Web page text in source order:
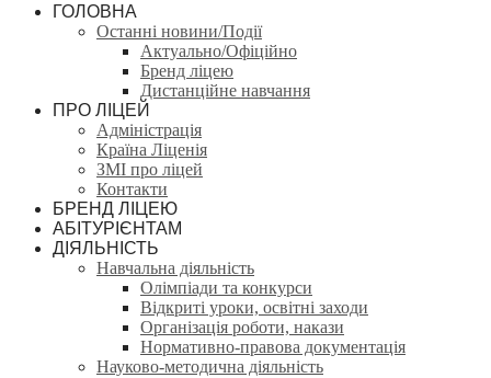
ГОЛОВНА
Останні новини/Події
Актуально/Офіційно
Бренд ліцею
Дистанційне навчання
ПРО ЛІЦЕЙ
Адміністрація
Країна Ліценія
ЗМІ про ліцей
Контакти
БРЕНД ЛІЦЕЮ
АБІТУРІЄНТАМ
ДІЯЛЬНІСТЬ
Навчальна діяльність
Олімпіади та конкурси
Відкриті уроки, освітні заходи
Організація роботи, накази
Нормативно-правова документація
Науково-методична діяльність